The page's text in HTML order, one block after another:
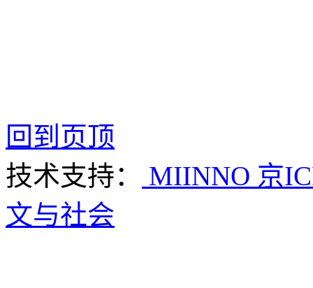
回到页顶
技术支持：
MIINNO 京
文与社会